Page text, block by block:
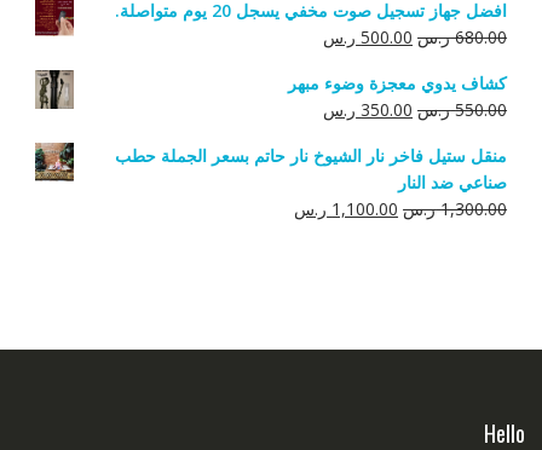
افضل جهاز تسجيل صوت مخفي يسجل 20 يوم متواصلة.
680.00 ر.س السعر
هو:
680.00 ر.س.
500.00 ر.سالسعر
هو:
500.00 ر.س.
كشاف يدوي معجزة وضوء مبهر
550.00 ر.س السعر
هو:
550.00 ر.س.
350.00 ر.سالسعر
هو:
منقل ستيل فاخر نار الشيوخ نار حاتم بسعر الجملة حطب
صناعي ضد النار
1,300.00 ر.س السعر
1,100.00 ر.سالسعر
Hello